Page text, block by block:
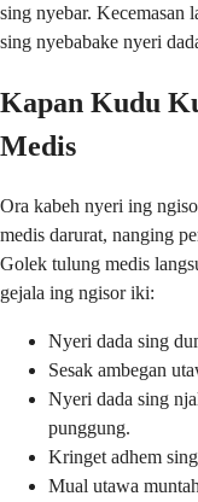
sing nyebar. Kecemasan
sing nyebabake nyeri
Kapan Kudu
Medis
Ora kabeh nyeri ing
medis darurat, nanging
Golek tulung medis
gejala ing ngisor iki:
Nyeri dada sing
Sesak ambegan
Nyeri dada sing
punggung.
Kringet adhem
Mual utawa